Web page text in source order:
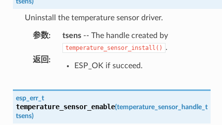
Uninstall the temperature sensor driver.
参数: tsens-- The handle created by
temperature_sensor_install()
.
返回 :
ESP_OK if succeed.
esp_err_t
temperature_sensor_enable(temperature_sensor_handle_t
tsens)